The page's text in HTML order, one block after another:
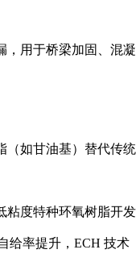
，用于桥梁加固、混凝
（如甘油基）替代传统
粘度特种环氧树脂开发
给率提升，ECH 技术